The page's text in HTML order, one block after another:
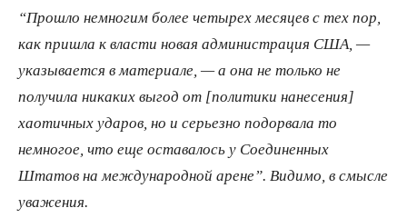
“Прошло немногим более четырех месяцев с тех пор,
как пришла к власти новая администрация США, —
указывается в материале, — а она не только не
получила никаких выгод от [политики нанесения]
хаотичных ударов, но и серьезно подорвала то
немногое, что еще оставалось у Соединенных
Штатов на международной арене”. Видимо, в смысле
уважения.